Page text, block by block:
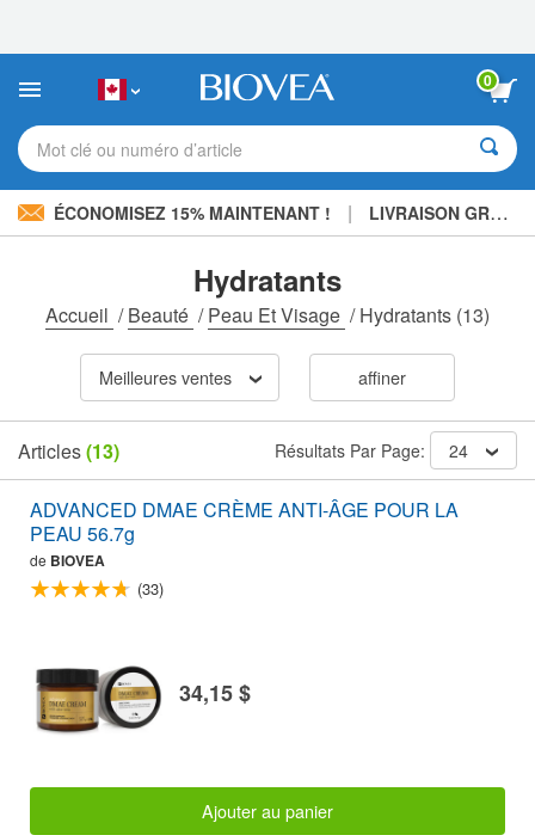
:
site
comprend
un
d'accessibilité.
0
Mot clé ou numéro d’article
ÉCONOMISEZ 15% MAINTENANT ! | LIVRAISON GRATUITE
Hydratants
Accueil /Beauté /Peau Et Visage /Hydratants (13)
Meilleures ventes affiner
Articles(13) Résultats Par Page: 24
ADVANCED DMAE CRÈME ANTI-ÂGE POUR LA
PEAU 56.7g
de BIOVEA
(33)
34,15 $
Ajouter au panier